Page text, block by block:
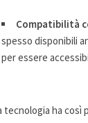
Compatibilità
spesso disponibili
per essere
tecnologia ha così